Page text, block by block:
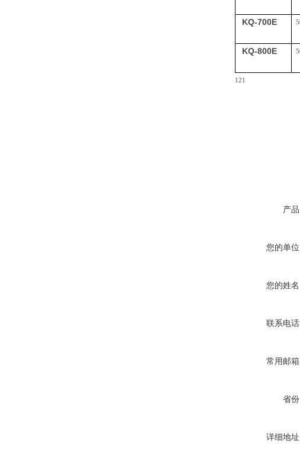
KQ-700E
KQ-800E
121
产品
您的单位
您的姓名
联系电话
常用邮箱
省份
详细地址